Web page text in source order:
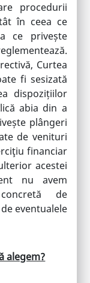
procedurii
în ceea ce
ce privește
Curtea
fi sesizată
dispozițiilor
abia din a
plângeri
de venituri
financiar
acestei
nu avem
de
eventualele
alegem?